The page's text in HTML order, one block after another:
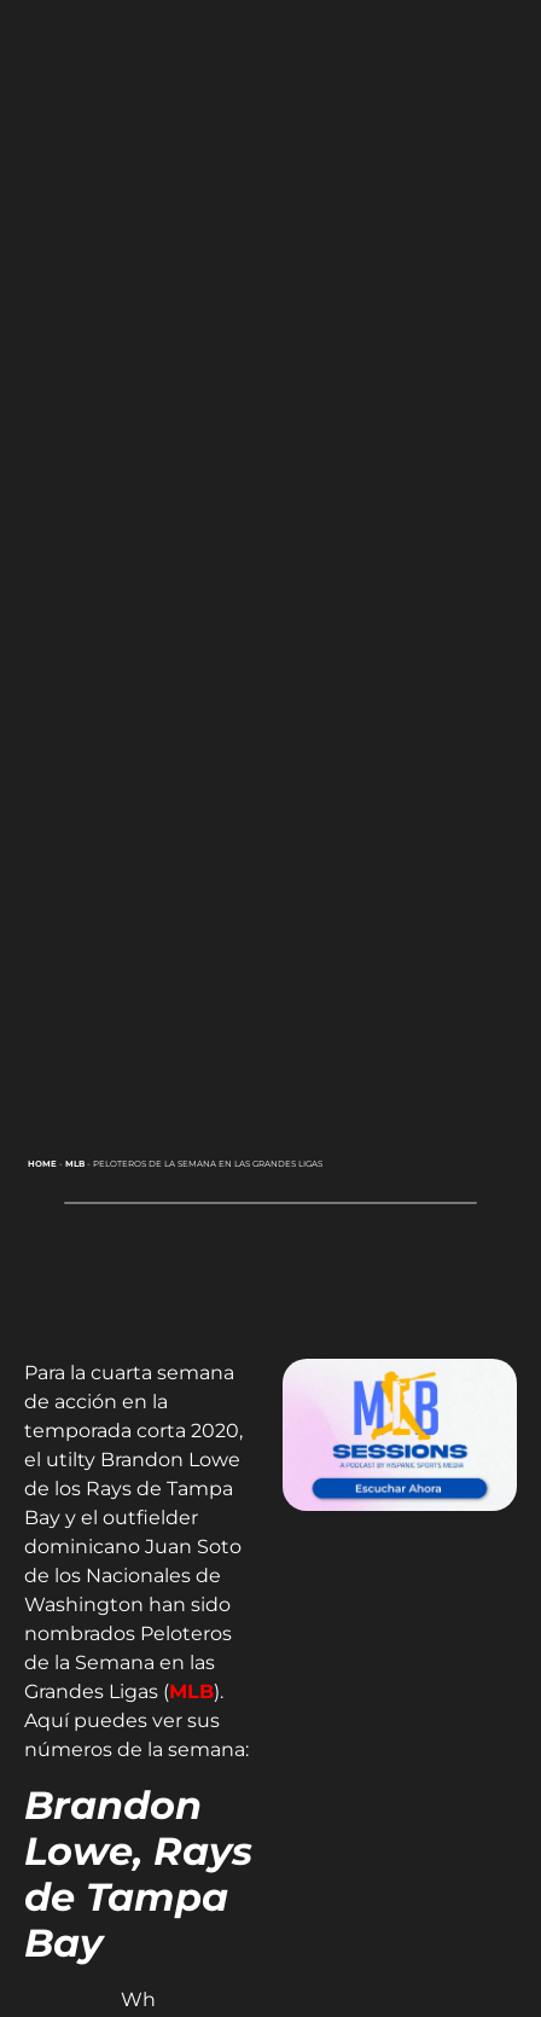
HOME- MLB- PELOTEROS DE LA SEMANA EN LAS GRANDES LIGAS
Para la cuarta semana
de acción en la
temporada corta 2020,
el utilty Brandon Lowe
de los Rays de Tampa
Bay y el outfielder
dominicano Juan Soto
de los Nacionales de
Washington han sido
nombrados Peloteros
de la Semana en las
Grandes Ligas (MLB).
Aquí puedes ver sus
números de la semana:
Brandon
Lowe, Rays
de Tampa
Bay
Wh